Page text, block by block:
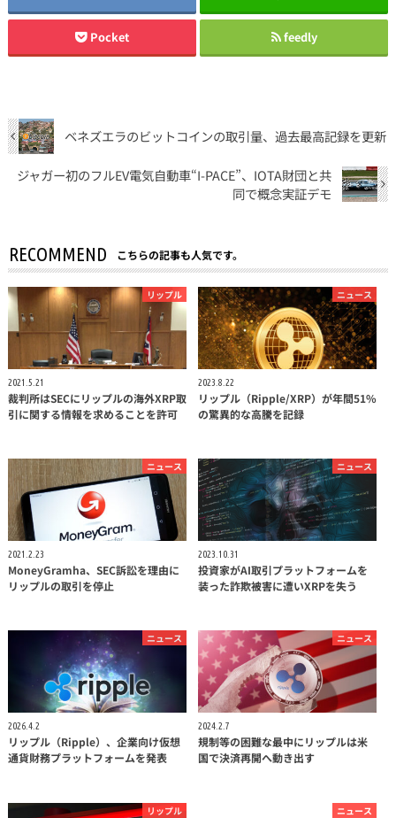
Pocket feedly
ベネズエラのビットコインの取引量、過去最高記録を更新
ジャガー初のフルEV電気自動車“I-PACE”、IOTA財団と共
同で概念実証デモ
RECOMMEND こちらの記事も人気です。
リップル
2021.5.21
裁判所はSECにリップルの海外XRP取
引に関する情報を求めることを許可
ニュース
2023.8.22
リップル（Ripple/XRP）が年間51%
の驚異的な高騰を記録
ニュース
2021.2.23
MoneyGramha、SEC訴訟を理由に
リップルの取引を停止
ニュース
2023.10.31
投資家がAI取引プラットフォームを
装った詐欺被害に遭いXRPを失う
ニュース
2026.4.2
リップル（Ripple）、企業向け仮想
通貨財務プラットフォームを発表
ニュース
2024.2.7
規制等の困難な最中にリップルは米
国で決済再開へ動き出す
リップル ニュース